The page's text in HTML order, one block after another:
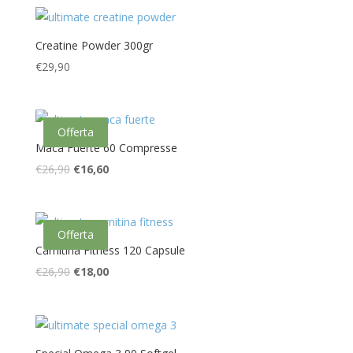
era:
€14,90.
è:
€8,90.
Creatine Powder 300gr
€29,90
Offerta
Maca Fuerte 60 Compresse
€26,90 Il
era:
€26,90.
€16,60Il
è:
€16,60.
Offerta
Carnitina Fitness 120 Capsule
€26,90 Il
era:
€18,00Il
è: